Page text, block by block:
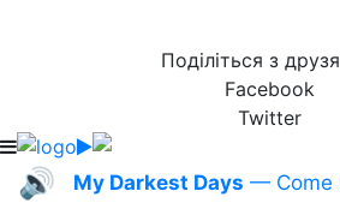
Поділіться з
Facebook
Twitter
🔊 My Darkest Days — Come